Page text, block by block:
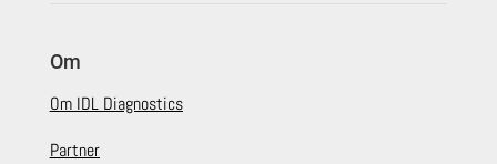
Om
Om IDL Diagnostics
Partner